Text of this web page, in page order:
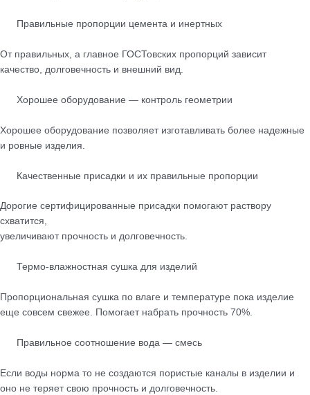
Правильные пропорции цемента и инертных
От правильных, а главное ГОСТовских пропорций зависит
качество, долговечность и внешний вид.
Хорошее оборудование — контроль геометрии
Хорошее оборудование позволяет изготавливать более надежные
и ровные изделия.
Качественные присадки и их правильные пропорции
Дорогие сертифицированные присадки помогают раствору
схватится,
увеличивают прочность и долговечность.
Термо-влажностная сушка для изделий
Пропорциональная сушка по влаге и температуре пока изделие
еще совсем свежее. Помогает набрать прочность 70%.
Правильное соотношение вода — смесь
Если воды норма то не создаются пористые каналы в изделии и
оно не теряет свою прочность и долговечность.